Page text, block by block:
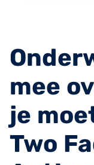
mee
je
Two